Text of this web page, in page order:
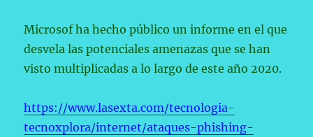
Microsof ha hecho público un informe en el que
desvela las potenciales amenazas que se han
visto multiplicadas a lo largo de este año 2020.
https://www.lasexta.com/tecnologia-
tecnoxplora/internet/ataques-phishing-